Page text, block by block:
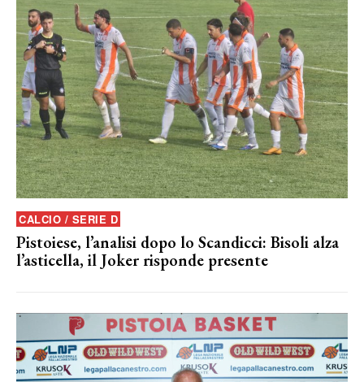
CALCIO / SERIE D
Pistoiese, l’analisi dopo lo Scandicci: Bisoli alza
l’asticella, il Joker risponde presente